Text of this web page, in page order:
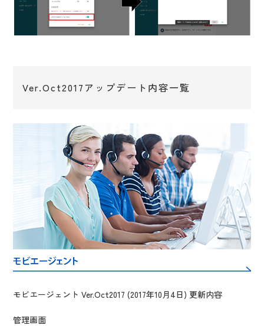
Ver.Oct2017アップデート内容一覧
モビエージェント Ver.Oct2017 (2017年10月4日) 更新内容
管理画面